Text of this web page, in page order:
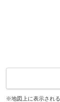
※地図上に表示され